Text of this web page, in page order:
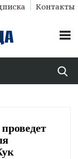
Контакты